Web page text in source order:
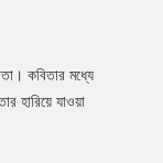
কবিতার মধ্যে
হারিয়ে যাওয়া
কবিতার বইয়েই